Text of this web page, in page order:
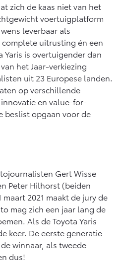
Vanaf € 48.995,-
Proace City (excl. BTW)
OOK ALS BATTERIJ-
ELEKTRISCH
Vanaf € 27.945,-
Proace Verso
BATTERIJ-ELEKTRISCH
zich de kaas niet van het
voertuigplatform
leverbaar als
uitrusting én een
Yaris is overtuigender dan
het Jaar-verkiezing
uit 23 Europese landen.
op verschillende
en value-for-
beslist opgaan voor de
Gert Wisse
Peter Hilhorst (beiden
2021 maakt de jury de
mag zich een jaar lang de
Als de Toyota Yaris
keer. De eerste generatie
winnaar, als tweede
dus!